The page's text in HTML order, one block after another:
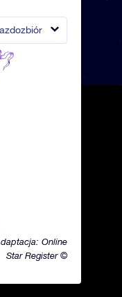
Online
Star Register ©